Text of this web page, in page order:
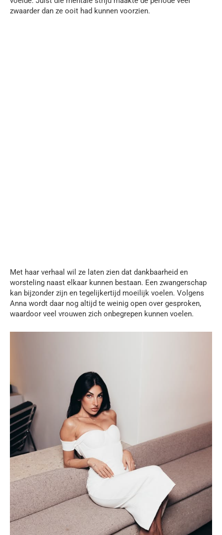
zwaarder dan ze ooit had kunnen voorzien.
Met haar verhaal wil ze laten zien dat dankbaarheid en
worsteling naast elkaar kunnen bestaan. Een zwangerschap
kan bijzonder zijn en tegelijkertijd moeilijk voelen. Volgens
Anna wordt daar nog altijd te weinig open over gesproken,
waardoor veel vrouwen zich onbegrepen kunnen voelen.